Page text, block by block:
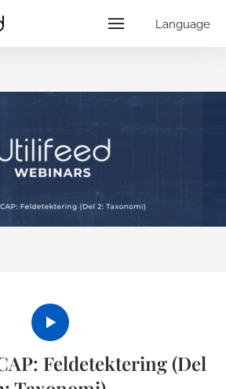
Language
Feldetektering (Del